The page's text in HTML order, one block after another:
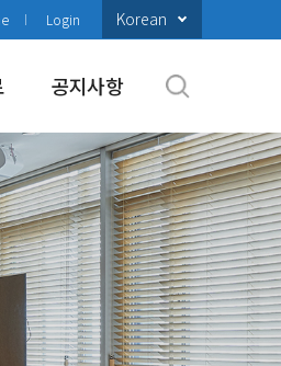
Login Korean
공지사항